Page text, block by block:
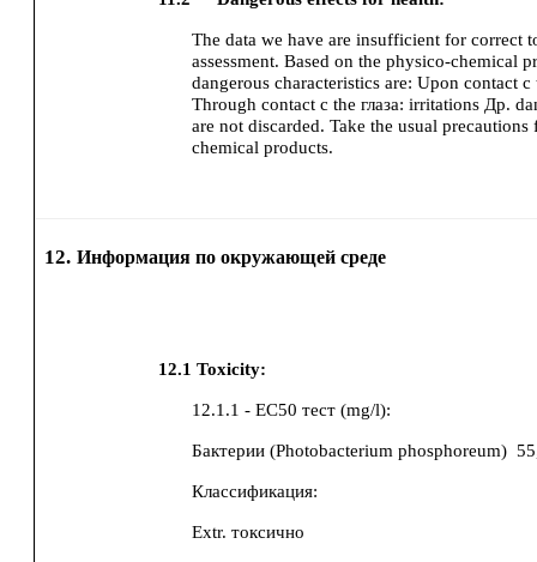
The data we have are insufficient for correct
assessment. Based on the physico-chemical
dangerous characteristics are: Upon contact с
Through contact с the глаза: irritations Др.
are not discarded. Take the usual
chemical products.
12. Информация по окружающей среде
12.1 Toxicity:
12.1.1 - EC50 тест (mg/l):
Бактерии (Photobacterium phosphoreum)
Классификация:
Extr. токсично